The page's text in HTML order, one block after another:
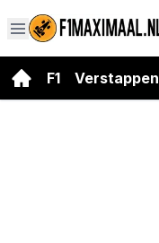
F1 Verstappen